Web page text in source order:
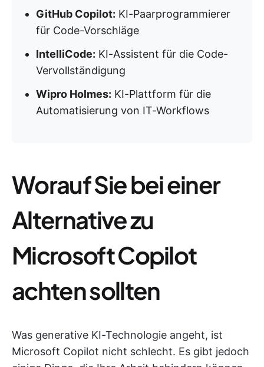
GitHub Copilot: KI-Paarprogrammierer
für Code-Vorschläge
IntelliCode: KI-Assistent für die Code-
Vervollständigung
Wipro Holmes: KI-Plattform für die
Automatisierung von IT-Workflows
Worauf Sie bei einer
Alternative zu
Microsoft Copilot
achten sollten
Was generative KI-Technologie angeht, ist
Microsoft Copilot nicht schlecht. Es gibt jedoch